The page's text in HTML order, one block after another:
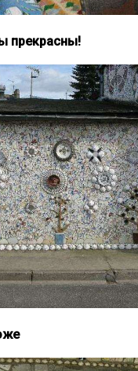
прекрасны!